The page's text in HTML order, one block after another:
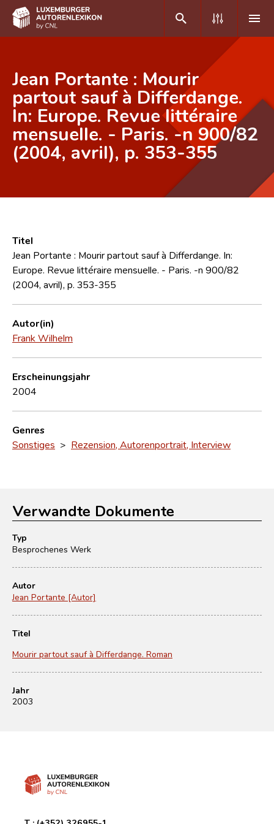
DE FR
Home
Autor(inn)en A-Z
Erweiterte Suche
Forschungsgruppe
Kontakt
Jean Portante : Mourir
partout sauf à Differdange.
In: Europe. Revue littéraire
mensuelle. - Paris. -n 900/82
(2004, avril), p. 353-355
Titel
Jean Portante : Mourir partout sauf à Differdange. In:
Europe. Revue littéraire mensuelle. - Paris. -n 900/82
(2004, avril), p. 353-355
Autor(in)
Frank Wilhelm
Erscheinungsjahr
2004
Genres
Sonstiges > Rezension, Autorenportrait, Interview
Verwandte Dokumente
Typ
Besprochenes Werk
Autor
Jean Portante [Autor]
Titel
Mourir partout sauf à Differdange. Roman
Jahr
2003